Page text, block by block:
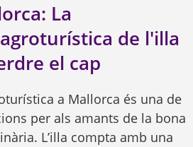
La
de l'illa
el cap
a Mallorca és una de
per als amants de la bona
L’illa compta amb una